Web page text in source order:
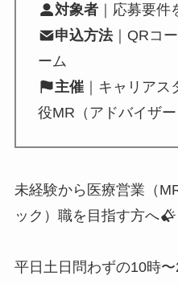
対象者 ｜応募要
申込方法｜QRコ
ーム
主催 ｜キャリア
役MR（アドバイザー
未経験から医療営業（
ック）職を目指す方へ
平日土日問わずの10時